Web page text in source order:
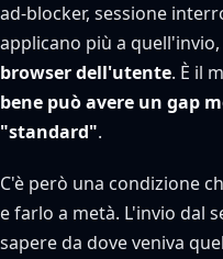
ad-blocker, sessione
applicano più a quell'invio,
browser dell'utente. È il
bene può avere un gap
"standard".
C'è però una condizione
e farlo a metà. L'invio dal
sapere da dove veniva